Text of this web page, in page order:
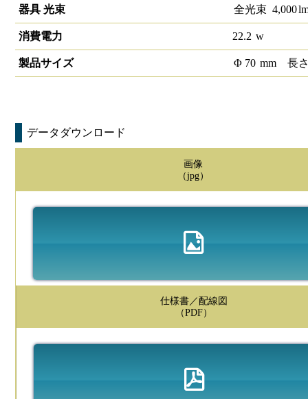
器具 光束 全光束 4,000
消費電力 22.2 w
製品サイズ Φ 70 mm 長
データダウンロード
画像
（jpg）
仕様書／配線図
（PDF）